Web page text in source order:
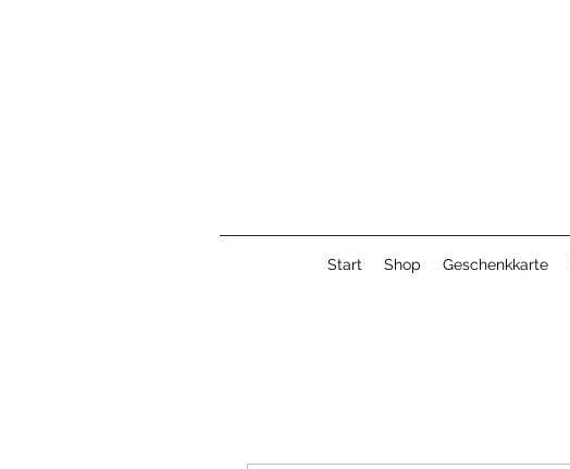
Start Shop Geschenkkarte